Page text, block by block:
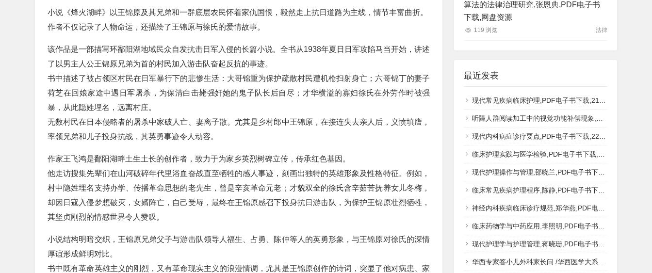
小说《烽火湖畔》以王锦原及其兄弟和一群底层农民怀着家仇国恨，毅然走上抗日道路为主线，情节丰富曲折。
作者不仅记录了人物命运，还描绘了王锦原与徐氏的爱情故事。
该作品是一部描写环鄱阳湖地域民众自发抗击日军入侵的长篇小说。全书从1938年夏日日军攻陷马当开始，讲述
了以男主人公王锦原兄弟为首的村民加入游击队奋起反抗的事迹。
书中描述了被占领区村民在日军暴行下的悲惨生活：大哥锦重为保护疏散村民遭机枪扫射身亡；六哥锦丁的妻子
荷芝在回娘家途中遇日军屠杀，为保清白击毙强奸她的鬼子队长后自尽；才华横溢的寡妇徐氏在外劳作时被强
暴，从此隐姓埋名，远离村庄。
无数村民在日本侵略者的屠杀中家破人亡、妻离子散。尤其是乡村郎中王锦原，在接连失去亲人后，义愤填膺，
率领兄弟和儿子投身抗战，其英勇事迹令人动容。
作家王飞鸿是鄱阳湖畔土生土长的创作者，致力于为家乡英烈树碑立传，传承红色基因。
他走访搜集先辈们在山河破碎年代里浴血奋战直至牺牲的感人事迹，刻画出独特的英雄形象及性格特征。例如，
村中隐姓埋名支持办学、传播革命思想的老先生，曾是辛亥革命元老；才貌双全的徐氏含辛茹苦抚养女儿冬梅，
却因日寇入侵梦想破灭，女婿阵亡，自己受辱，最终在王锦原感召下投身抗日游击队，为保护王锦原壮烈牺牲，
其坚贞刚烈的情感世界令人赞叹。
小说结构明暗交织，王锦原兄弟父子与游击队领导人福生、占勇、陈仲等人的英勇形象，与王锦原对徐氏的深情
厚谊形成鲜明对比。
书中既有革命英雄主义的刚烈，又有革命现实主义的浪漫情调，尤其是王锦原创作的诗词，突显了他对病患、家
算法的法律治理研究,张恩典,PDF电子书
下载,网盘资源
119 浏览 法律
最近发表
现代常见疾病临床护理,PDF电子书下载,217MB,网盘资源
听障人群阅读加工中的视觉功能补偿现象,秦钊,PDF电子书下载,网盘资源
现代内科病症诊疗要点,PDF电子书下载,223MB,网盘资源
临床护理实践与医学检验,PDF电子书下载,193MB,网盘资源
现代护理操作与管理,邵晓兰,PDF电子书下载,242MB,网盘资源
临床常见疾病护理程序,陈静,PDF电子书下载,185MB,网盘资源
神经内科疾病临床诊疗规范,郑华燕,PDF电子书下载,188MB,网盘资源
临床药物学与中药应用,李照明,PDF电子书下载,202MB,网盘资源
现代护理学与护理管理,蒋晓珊,PDF电子书下载,223MB,网盘资源
华西专家答小儿外科家长问 /华西医学大系?医学科普,PDF电子书网盘下载